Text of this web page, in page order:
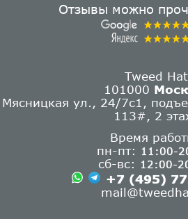
Отзывы можно
Tweed Hat
101000
Мясницкая ул., 24/7с1,
113#, 2
Время
пн-пт:
11:00-
сб-вс:
12:00-
+7 (495)